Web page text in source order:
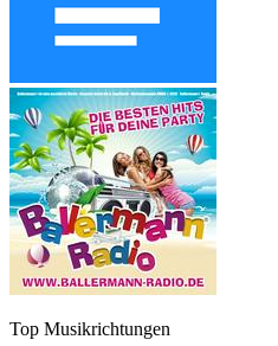
Top Musikrichtungen